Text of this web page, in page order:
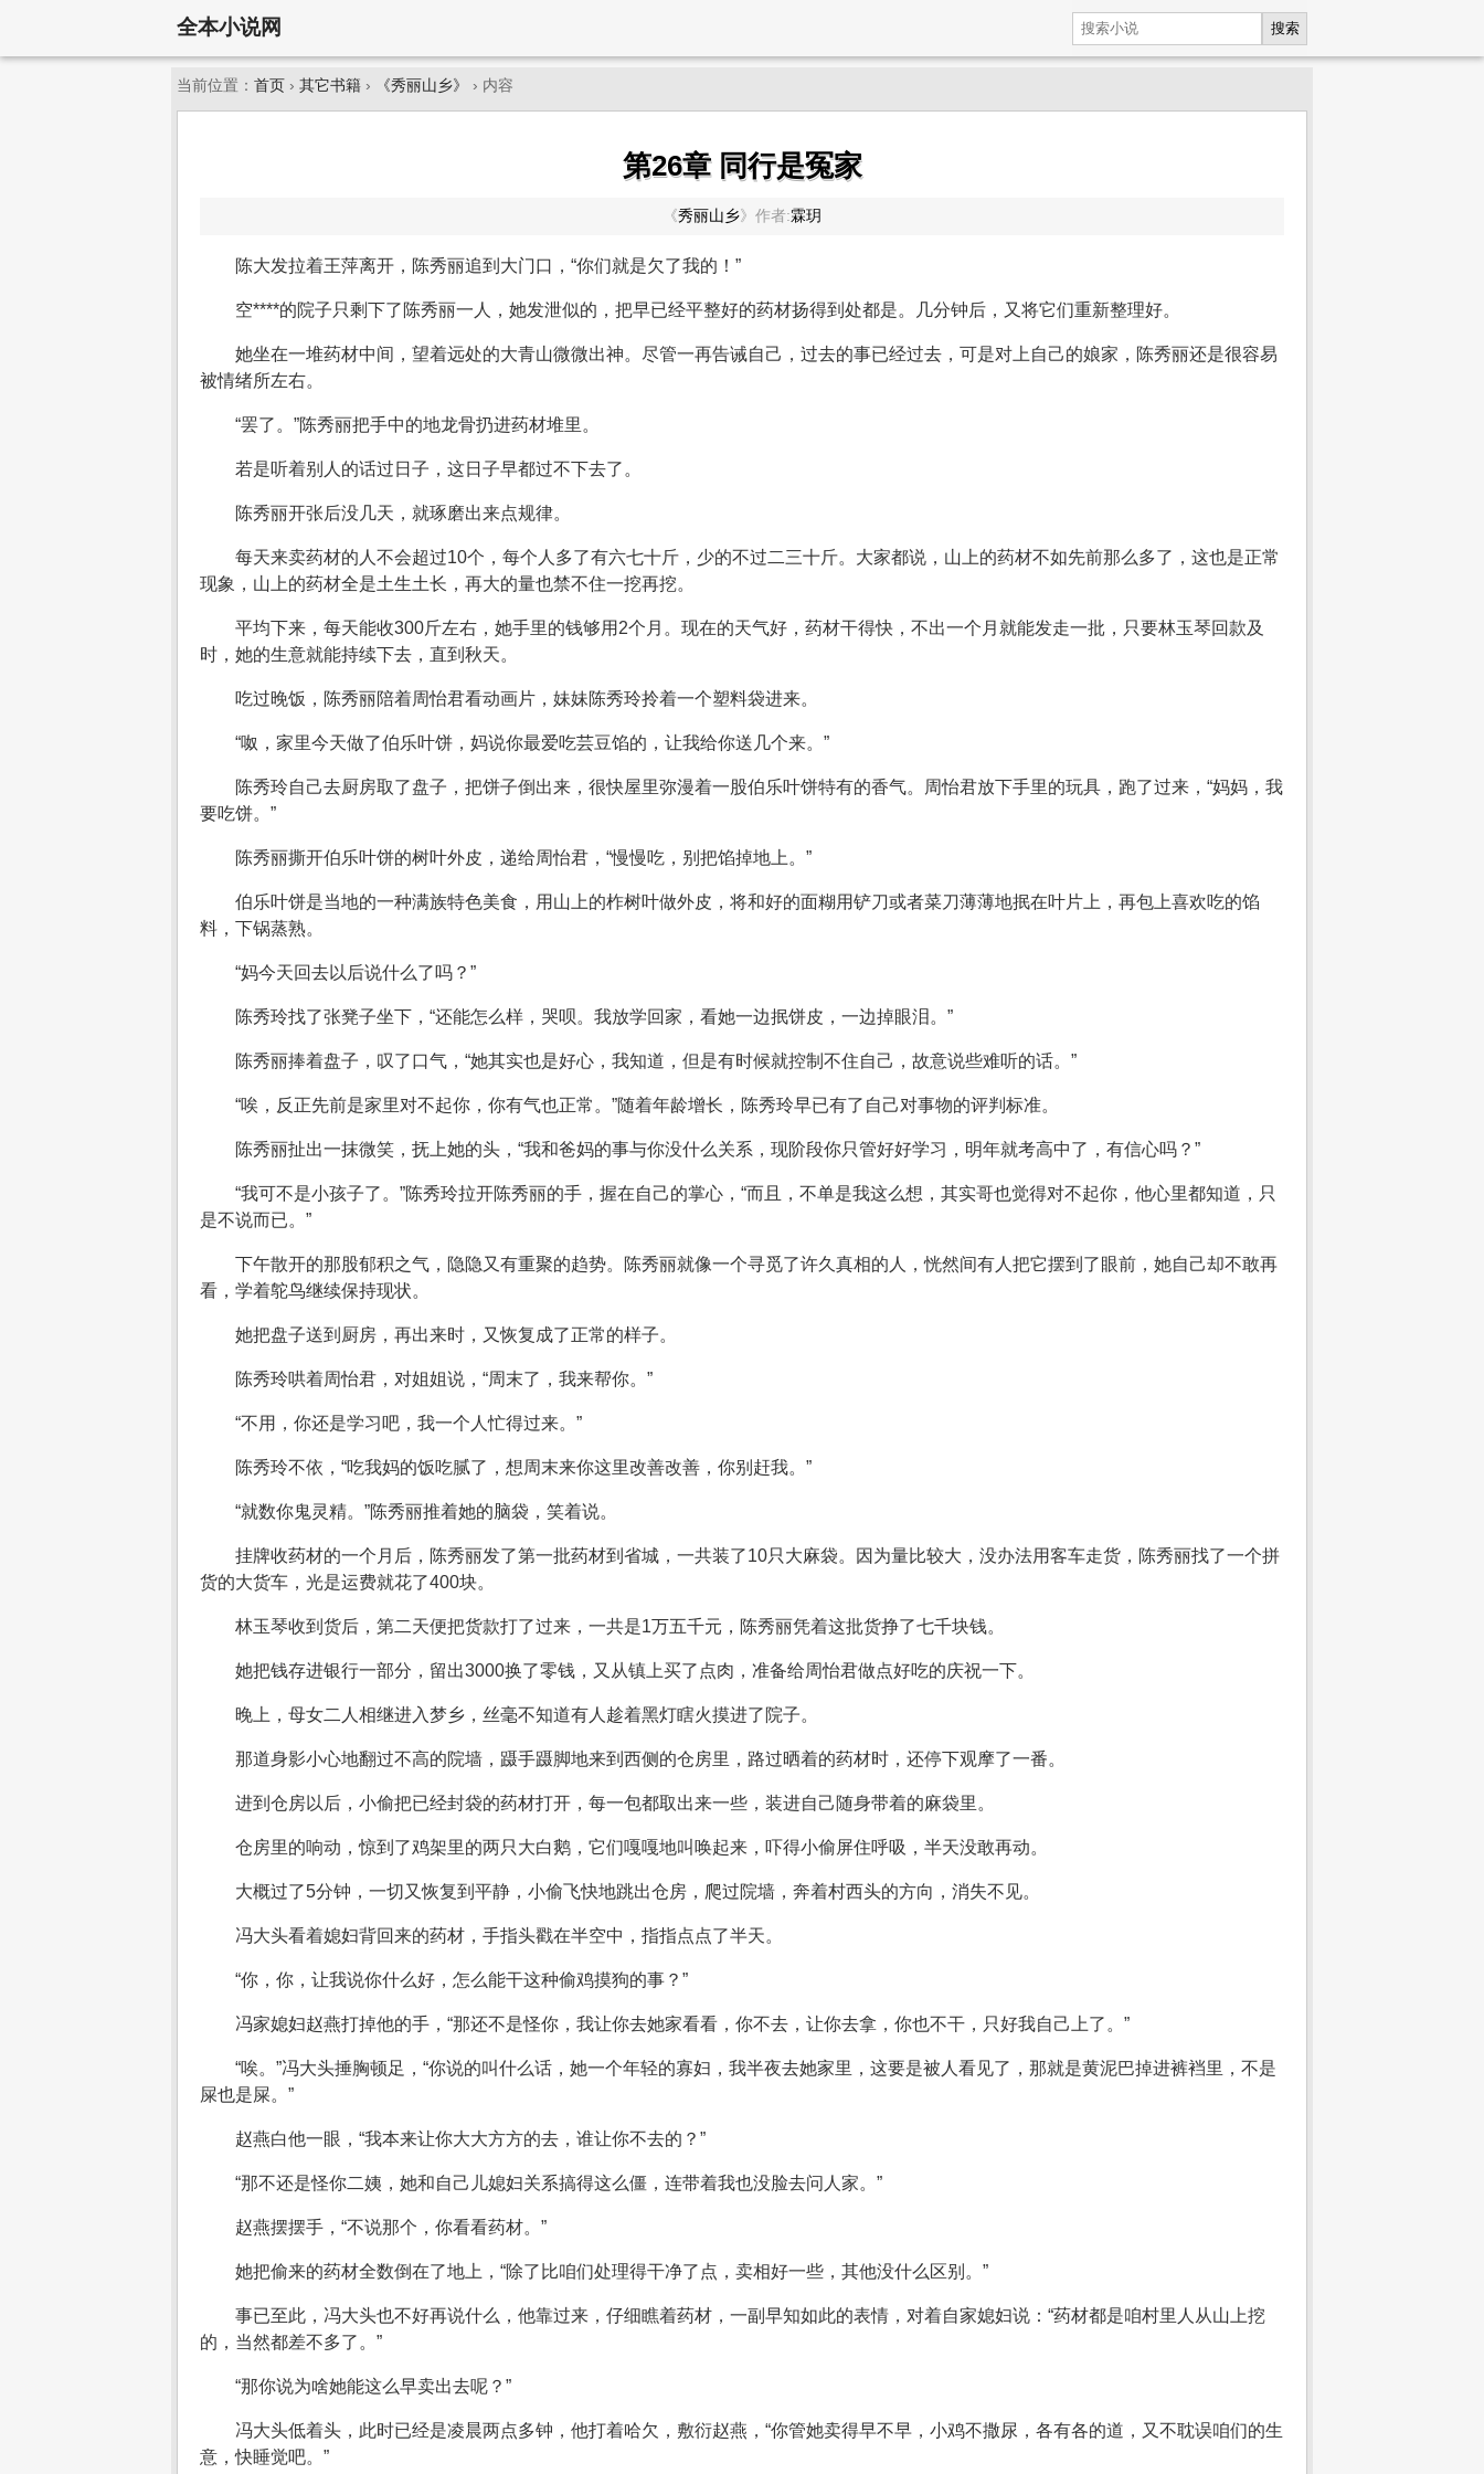
全本小说网 搜索
当前位置： 首页 › 其它书籍 › 《秀丽山乡》 › 内容
第26章 同行是冤家
《秀丽山乡》 作者:霖玥
陈大发拉着王萍离开，陈秀丽追到大门口，“你们就是欠了我的！”
空****的院子只剩下了陈秀丽一人，她发泄似的，把早已经平整好的药材扬得到处都是。几分钟后，又将它们重新整理好。
她坐在一堆药材中间，望着远处的大青山微微出神。尽管一再告诫自己，过去的事已经过去，可是对上自己的娘家，陈秀丽还是很容易
被情绪所左右。
“罢了。”陈秀丽把手中的地龙骨扔进药材堆里。
若是听着别人的话过日子，这日子早都过不下去了。
陈秀丽开张后没几天，就琢磨出来点规律。
每天来卖药材的人不会超过10个，每个人多了有六七十斤，少的不过二三十斤。大家都说，山上的药材不如先前那么多了，这也是正常
现象，山上的药材全是土生土长，再大的量也禁不住一挖再挖。
平均下来，每天能收300斤左右，她手里的钱够用2个月。现在的天气好，药材干得快，不出一个月就能发走一批，只要林玉琴回款及
时，她的生意就能持续下去，直到秋天。
吃过晚饭，陈秀丽陪着周怡君看动画片，妹妹陈秀玲拎着一个塑料袋进来。
“呶，家里今天做了伯乐叶饼，妈说你最爱吃芸豆馅的，让我给你送几个来。”
陈秀玲自己去厨房取了盘子，把饼子倒出来，很快屋里弥漫着一股伯乐叶饼特有的香气。周怡君放下手里的玩具，跑了过来，“妈妈，我
要吃饼。”
陈秀丽撕开伯乐叶饼的树叶外皮，递给周怡君，“慢慢吃，别把馅掉地上。”
伯乐叶饼是当地的一种满族特色美食，用山上的柞树叶做外皮，将和好的面糊用铲刀或者菜刀薄薄地抿在叶片上，再包上喜欢吃的馅
料，下锅蒸熟。
“妈今天回去以后说什么了吗？”
陈秀玲找了张凳子坐下，“还能怎么样，哭呗。我放学回家，看她一边抿饼皮，一边掉眼泪。”
陈秀丽捧着盘子，叹了口气，“她其实也是好心，我知道，但是有时候就控制不住自己，故意说些难听的话。”
“唉，反正先前是家里对不起你，你有气也正常。”随着年龄增长，陈秀玲早已有了自己对事物的评判标准。
陈秀丽扯出一抹微笑，抚上她的头，“我和爸妈的事与你没什么关系，现阶段你只管好好学习，明年就考高中了，有信心吗？”
“我可不是小孩子了。”陈秀玲拉开陈秀丽的手，握在自己的掌心，“而且，不单是我这么想，其实哥也觉得对不起你，他心里都知道，只
是不说而已。”
下午散开的那股郁积之气，隐隐又有重聚的趋势。陈秀丽就像一个寻觅了许久真相的人，恍然间有人把它摆到了眼前，她自己却不敢再
看，学着鸵鸟继续保持现状。
她把盘子送到厨房，再出来时，又恢复成了正常的样子。
陈秀玲哄着周怡君，对姐姐说，“周末了，我来帮你。”
“不用，你还是学习吧，我一个人忙得过来。”
陈秀玲不依，“吃我妈的饭吃腻了，想周末来你这里改善改善，你别赶我。”
“就数你鬼灵精。”陈秀丽推着她的脑袋，笑着说。
挂牌收药材的一个月后，陈秀丽发了第一批药材到省城，一共装了10只大麻袋。因为量比较大，没办法用客车走货，陈秀丽找了一个拼
货的大货车，光是运费就花了400块。
林玉琴收到货后，第二天便把货款打了过来，一共是1万五千元，陈秀丽凭着这批货挣了七千块钱。
她把钱存进银行一部分，留出3000换了零钱，又从镇上买了点肉，准备给周怡君做点好吃的庆祝一下。
晚上，母女二人相继进入梦乡，丝毫不知道有人趁着黑灯瞎火摸进了院子。
那道身影小心地翻过不高的院墙，蹑手蹑脚地来到西侧的仓房里，路过晒着的药材时，还停下观摩了一番。
进到仓房以后，小偷把已经封袋的药材打开，每一包都取出来一些，装进自己随身带着的麻袋里。
仓房里的响动，惊到了鸡架里的两只大白鹅，它们嘎嘎地叫唤起来，吓得小偷屏住呼吸，半天没敢再动。
大概过了5分钟，一切又恢复到平静，小偷飞快地跳出仓房，爬过院墙，奔着村西头的方向，消失不见。
冯大头看着媳妇背回来的药材，手指头戳在半空中，指指点点了半天。
“你，你，让我说你什么好，怎么能干这种偷鸡摸狗的事？”
冯家媳妇赵燕打掉他的手，“那还不是怪你，我让你去她家看看，你不去，让你去拿，你也不干，只好我自己上了。”
“唉。”冯大头捶胸顿足，“你说的叫什么话，她一个年轻的寡妇，我半夜去她家里，这要是被人看见了，那就是黄泥巴掉进裤裆里，不是
屎也是屎。”
赵燕白他一眼，“我本来让你大大方方的去，谁让你不去的？”
“那不还是怪你二姨，她和自己儿媳妇关系搞得这么僵，连带着我也没脸去问人家。”
赵燕摆摆手，“不说那个，你看看药材。”
她把偷来的药材全数倒在了地上，“除了比咱们处理得干净了点，卖相好一些，其他没什么区别。”
事已至此，冯大头也不好再说什么，他靠过来，仔细瞧着药材，一副早知如此的表情，对着自家媳妇说：“药材都是咱村里人从山上挖
的，当然都差不多了。”
“那你说为啥她能这么早卖出去呢？”
冯大头低着头，此时已经是凌晨两点多钟，他打着哈欠，敷衍赵燕，“你管她卖得早不早，小鸡不撒尿，各有各的道，又不耽误咱们的生
意，快睡觉吧。”